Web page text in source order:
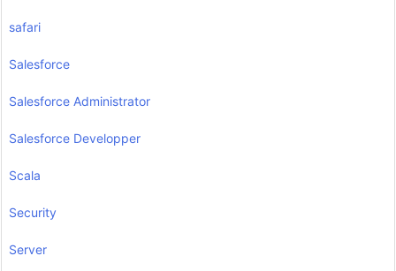
safari
Salesforce
Salesforce Administrator
Salesforce Developper
Scala
Security
Server